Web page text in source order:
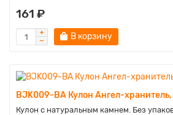
161 ₽
В корзину
BJK009-BA Кулон Ангел-
Кулон с натуральным камнем. Без